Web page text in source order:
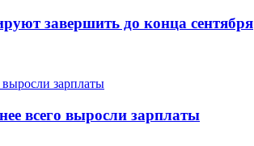
завершить до конца сентября
всего выросли зарплаты